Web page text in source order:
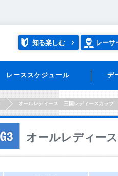
知る楽しむ レーサ
レーススケジュール デ
オールレディース 三国レディースカップ
オールレディー